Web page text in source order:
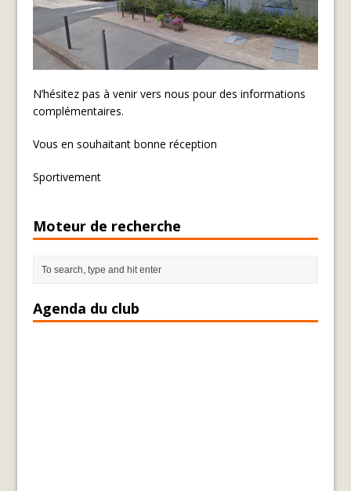
N’hésitez pas à venir vers nous pour des informations
complémentaires.
Vous en souhaitant bonne réception
Sportivement
Moteur de recherche
Agenda du club